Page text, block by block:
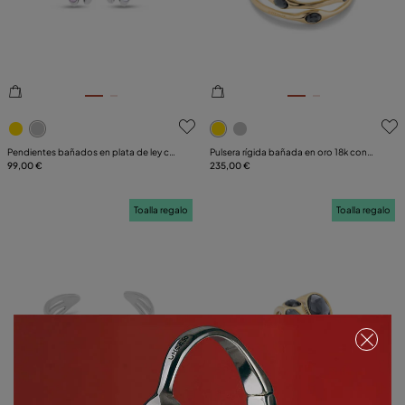
5 de 5 Valoraciones de clientes
Pendientes bañados en plata de ley con
cristal multicolor
99,00 €
5 de 5 Valoraciones de
Pulsera rígida bañada en oro 18k con
cristales grises
235,00 €
Toalla regalo Toalla regalo